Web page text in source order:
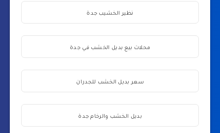
نظير الخشيب جدة
محلات بيع بديل الخشب في جدة
سعر بديل الخشب للجدران
بديل الخشب والرخام جدة